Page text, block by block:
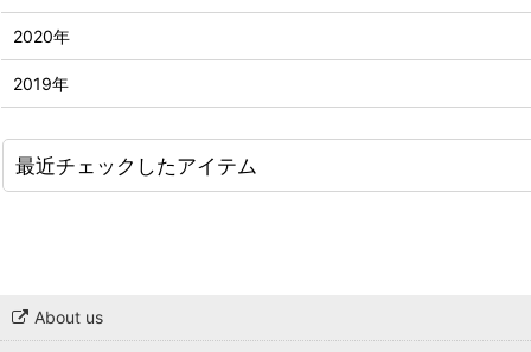
2020年
2019年
最近チェックしたアイテム
About us